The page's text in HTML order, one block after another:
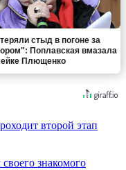
стыд в погоне за
Поплавская вмазала
Плющенко
второй этап
знакомого